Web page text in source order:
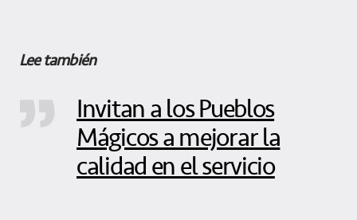
Lee también
Invitan a los Pueblos
Mágicos a mejorar la
calidad en el servicio